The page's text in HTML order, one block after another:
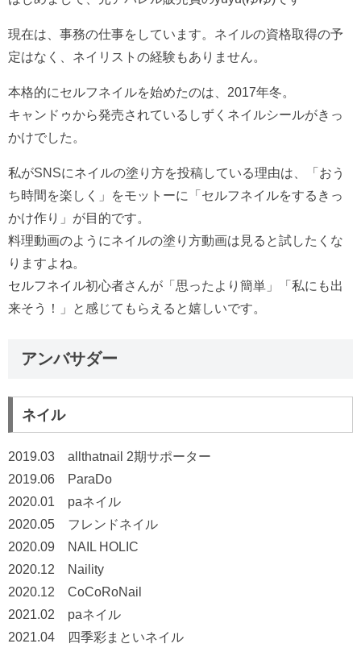
現在は、事務の仕事をしています。ネイルの資格取得の予
定はなく、ネイリストの経験もありません。
本格的にセルフネイルを始めたのは、2017年冬。
キャンドゥから発売されているしずくネイルシールがきっ
かけでした。
私がSNSにネイルの塗り方を投稿している理由は、「おう
ち時間を楽しく」をモットーに「セルフネイルをするきっ
かけ作り」が目的です。
料理動画のようにネイルの塗り方動画は見ると試したくな
りますよね。
セルフネイル初心者さんが「思ったより簡単」「私にも出
来そう！」と感じてもらえると嬉しいです。
アンバサダー
ネイル
2019.03 allthatnail 2期サポーター
2019.06 ParaDo
2020.01 paネイル
2020.05 フレンドネイル
2020.09 NAIL HOLIC
2020.12 Naility
2020.12 CoCoRoNail
2021.02 paネイル
2021.04 四季彩まといネイル